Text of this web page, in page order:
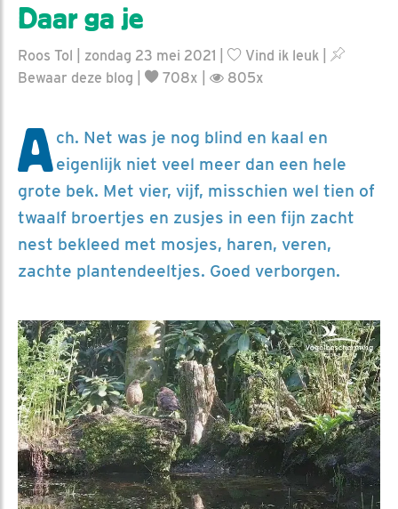
Daar ga je
Roos Tol | zondag 23 mei 2021 | Vind ik leuk
Bewaar deze blog
708x | 805x
Ach. Net was je nog blind en kaal en
eigenlijk niet veel meer dan een hele
grote bek. Met vier, vijf, misschien wel tien of
twaalf broertjes en zusjes in een fijn zacht
nest bekleed met mosjes, haren, veren,
zachte plantendeeltjes. Goed verborgen.